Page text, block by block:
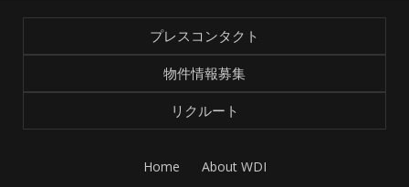
プレスコンタクト
物件情報募集
リクルート
Home About WDI